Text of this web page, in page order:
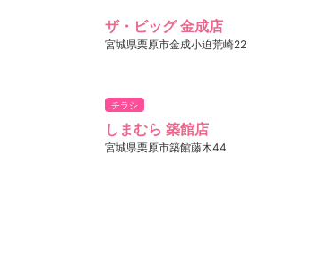
ザ・ビッグ 金成店
宮城県栗原市金成小迫荒崎22
チラシ
しまむら 築館店
宮城県栗原市築館藤木44